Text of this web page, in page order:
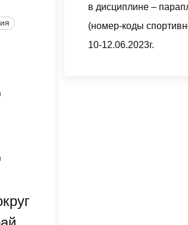
в дисциплине –
(номер-коды
10-12.06.2023г.